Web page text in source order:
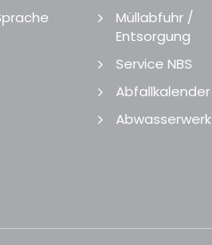
Müllabfuhr /
Entsorgung
Service NBS
Abfallkalender
Abwasserwerk